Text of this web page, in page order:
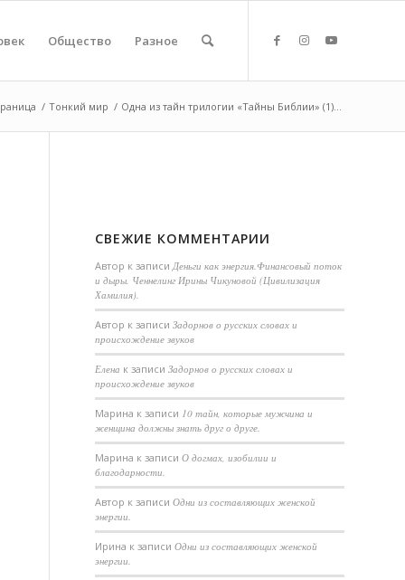
Общество Разное
/ Тонкий мир / Одна из тайн трилогии «Тайны Библии» (1)...
СВЕЖИЕ КОММЕНТАРИИ
Автор к записиДеньги как энергия.Финансовый поток
и дыры. Ченнелинг Ирины Чикуновой (Цивилизация
Хамилия).
Aвтор к записиЗадорнов о русских словах и
происхождение звуков
Елена к записиЗадорнов о русских словах и
происхождение звуков
Марина к записи 10 тайн, которые мужчина и
женщина должны знать друг о друге.
Марина к записиО догмах, изобилии и
благодарности.
Автор к записиОдни из составляющих женской
энергии.
Ирина к записиОдни из составляющих женской
энергии.